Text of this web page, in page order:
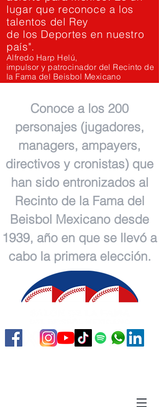
lugar que reconoce a los
talentos del Rey
de los Deportes en nuestro
país".
Alfredo Harp Helú,
impulsor y patrocinador del Recinto de
la Fama del Beisbol Mexicano
Conoce a los 200
personajes (jugadores,
managers, ampayers,
directivos y cronistas) que
han sido entronizados al
Recinto de la Fama del
Beisbol Mexicano desde
1939, año en que se llevó a
cabo la primera elección.